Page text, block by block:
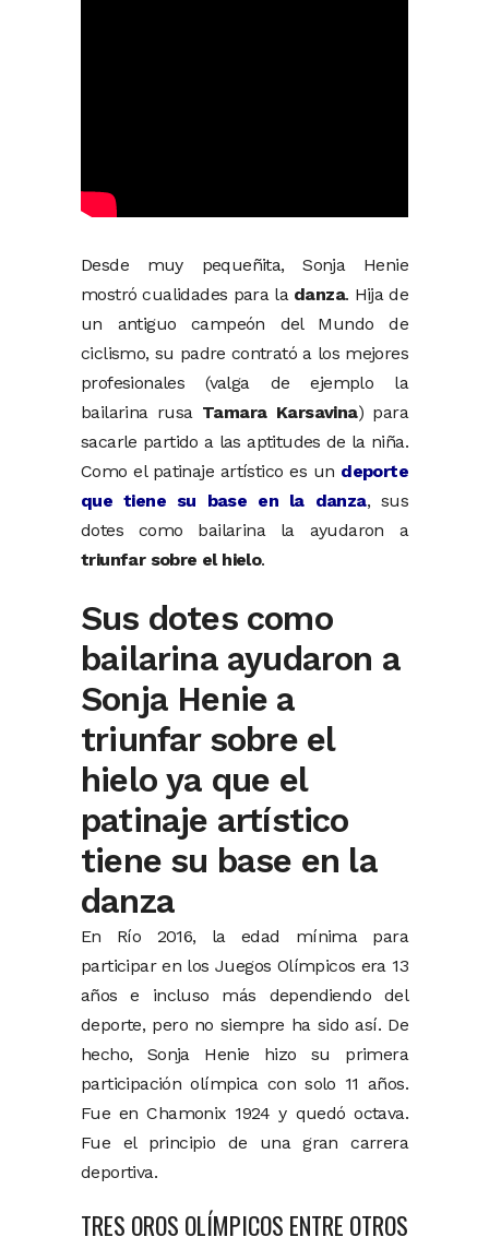
Desde muy pequeñita, Sonja Henie
mostró cualidades para la danza. Hija de
un antiguo campeón del Mundo de
ciclismo, su padre contrató a los mejores
profesionales (valga de ejemplo la
bailarina rusa Tamara Karsavina) para
sacarle partido a las aptitudes de la niña.
Como el patinaje artístico es un deporte
que tiene su base en la danza, sus
dotes como bailarina la ayudaron a
triunfar sobre el hielo.
Sus dotes como
bailarina ayudaron a
Sonja Henie a
triunfar sobre el
hielo ya que el
patinaje artístico
tiene su base en la
danza
En Río 2016, la edad mínima para
participar en los Juegos Olímpicos era 13
años e incluso más dependiendo del
deporte, pero no siempre ha sido así. De
hecho, Sonja Henie hizo su primera
participación olímpica con solo 11 años.
Fue en Chamonix 1924 y quedó octava.
Fue el principio de una gran carrera
deportiva.
TRES OROS OLÍMPICOS ENTRE OTROS